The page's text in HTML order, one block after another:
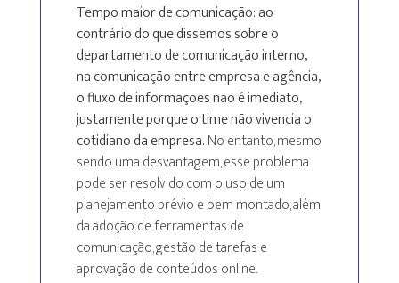
Tempo maior de comunicação: ao
contrário do que dissemos sobre o
departamento de comunicação interno,
na comunicação entre empresa e agência,
o fluxo de informações não é imediato,
justamente porque o time não vivencia o
cotidiano da empresa.No entanto, mesmo
sendo uma desvantagem, esse problema
pode ser resolvido com o uso de um
planejamento prévio e bem montado, além
da adoção de ferramentas de
comunicação, gestão de tarefas e
aprovação de conteúdos online.